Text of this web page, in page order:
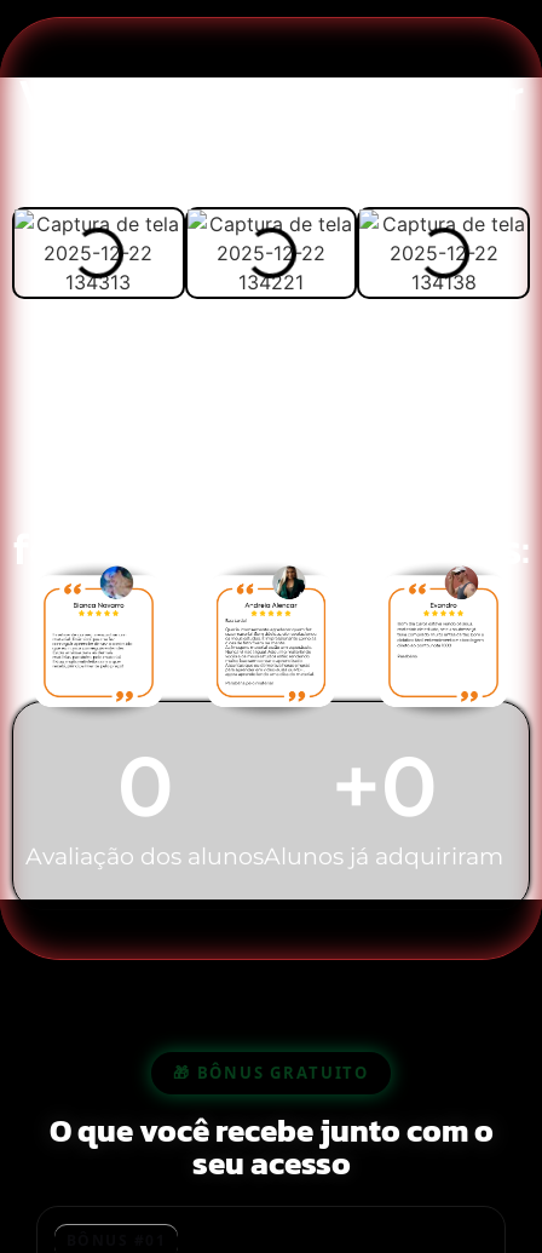
Veja abaixo como vai ser
feita pelos nossos alunos:
Avaliação dos alunos
0
Alunos já adquiriram
+0
🎁 BÔNUS GRATUITO
O que você recebe junto com o
seu acesso